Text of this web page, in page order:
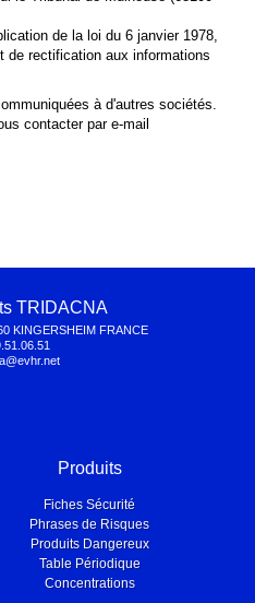
de la loi du 6 janvier 1978,
de rectification aux informations
à d'autres sociétés.
contacter par e-mail
TRIDACNA
KINGERSHEIM FRANCE
Produits
Fiches Sécurité
Phrases de Risques
Produits Dangereux
Table Périodique
Concentrations